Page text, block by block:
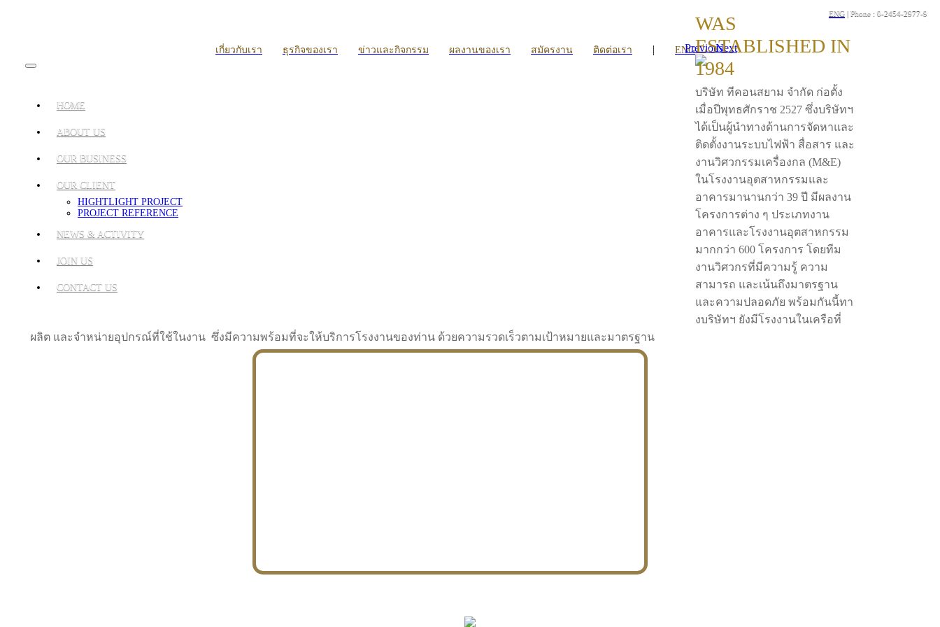
ENG | Phone : 0-2454-2977-9
เกี่ยวกับเรา ธุรกิจของเรา ข่าวและกิจกรรม ผลงานของเรา สมัครงาน ติดต่อเรา | ENG
HOME
ABOUT US
OUR BUSINESS
OUR CLIENT
HIGHTLIGHT PROJECT
PROJECT REFERENCE
NEWS & ACTIVITY
JOIN US
CONTACT US
PreviousNext
WAS
ESTABLISHED IN
1984
บริษัท ทีคอนสยาม จำกัด ก่อตั้ง
เมื่อปีพุทธศักราช 2527 ซึ่งบริษัทฯ
ได้เป็นผู้นำทางด้านการจัดหาและ
ติดตั้งงานระบบไฟฟ้า สื่อสาร และ
งานวิศวกรรมเครื่องกล (M&E)
ในโรงงานอุตสาหกรรมและ
อาคารมานานกว่า 39 ปี มีผลงาน
โครงการต่าง ๆ ประเภทงาน
อาคารและโรงงานอุตสาหกรรม
มากกว่า 600 โครงการ โดยทีม
งานวิศวกรที่มีความรู้ ความ
สามารถ และเน้นถึงมาตรฐาน
และความปลอดภัย พร้อมกันนี้ทา
งบริษัทฯ ยังมีโรงงานในเครือที่
ผลิต และจำหน่ายอุปกรณ์ที่ใช้ในงาน ซึ่งมีความพร้อมที่จะให้บริการโรงงานของท่าน ด้วยความรวดเร็วตามเป้าหมายและมาตรฐาน